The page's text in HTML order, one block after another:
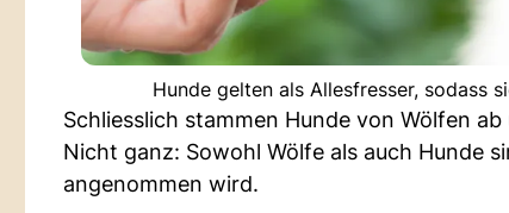
Hunde gelten als Allesfresser, sodass
Schliesslich stammen Hunde von Wölfen
Nicht ganz: Sowohl Wölfe als auch Hunde
angenommen wird.